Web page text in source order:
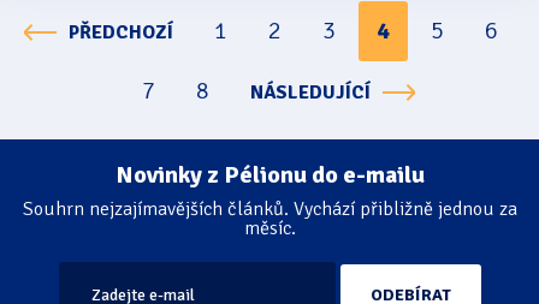
Stránkování
PŘEDCHOZÍ 1 2 3 4 5
6
7
8 NÁSLEDUJÍCÍ
Novinky z Pélionu do e-mailu
Souhrn nejzajímavějších článků. Vychází přibližně jednou za
měsíc.